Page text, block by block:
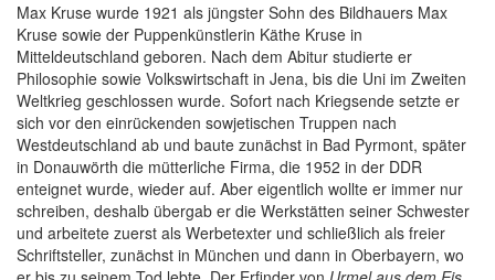
Max Kruse wurde 1921 als jüngster Sohn des Bildhauers Max
Kruse sowie der Puppenkünstlerin Käthe Kruse in
Mitteldeutschland geboren. Nach dem Abitur studierte er
Philosophie sowie Volkswirtschaft in Jena, bis die Uni im Zweiten
Weltkrieg geschlossen wurde. Sofort nach Kriegsende setzte er
sich vor den einrückenden sowjetischen Truppen nach
Westdeutschland ab und baute zunächst in Bad Pyrmont, später
in Donauwörth die mütterliche Firma, die 1952 in der DDR
enteignet wurde, wieder auf. Aber eigentlich wollte er immer nur
schreiben, deshalb übergab er die Werkstätten seiner Schwester
und arbeitete zuerst als Werbetexter und schließlich als freier
Schriftsteller, zunächst in München und dann in Oberbayern, wo